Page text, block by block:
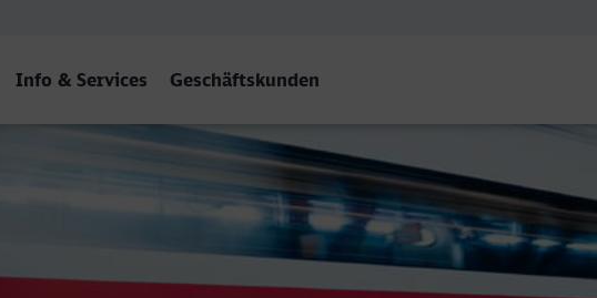
Info & Services Geschäftskunden
Passau